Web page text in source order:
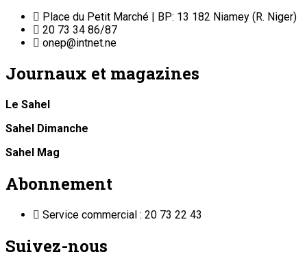
Place du Petit Marché | BP: 13 182 Niamey (R. Niger)
20 73 34 86/87
onep@intnet.ne
Journaux et magazines
Le Sahel
Sahel Dimanche
Sahel Mag
Abonnement
Service commercial : 20 73 22 43
Suivez-nous